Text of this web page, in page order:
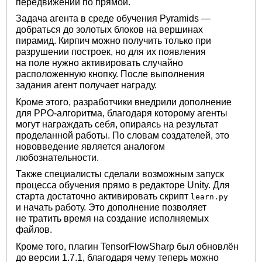
Задача агента в среде обучения Pyramids —
добраться до золотых блоков на вершинах
пирамид. Кирпич можно получить только при
разрушении построек, но для их появления
на поле нужно активировать случайно
расположенную кнопку. После выполнения
задания агент получает награду.
Кроме этого, разработчики внедрили дополнение
для PPO-алгоритма, благодаря которому агенты
могут награждать себя, опираясь на результат
проделанной работы. По словам создателей, это
нововведение является аналогом
любознательности.
Также специалисты сделали возможным запуск
процесса обучения прямо в редакторе Unity. Для
старта достаточно активировать скрипт learn.py
и начать работу. Это дополнение позволяет
не тратить время на создание исполняемых
файлов.
Кроме того, плагин TensorFlowSharp был обновлён
до версии 1.7.1, благодаря чему теперь можно